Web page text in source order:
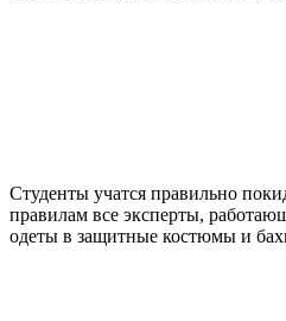
Студенты учатся правильно
правилам все эксперты,
одеты в защитные костюмы и